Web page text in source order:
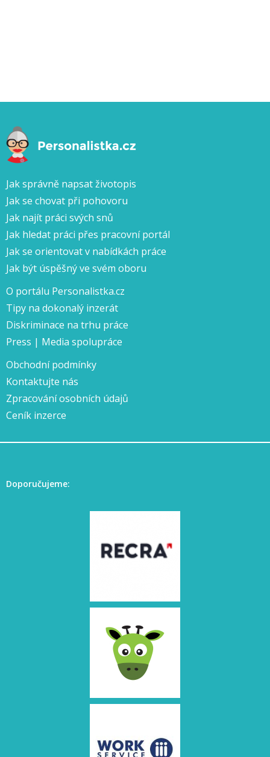
Jak správně napsat životopis
Jak se chovat při pohovoru
Jak najít práci svých snů
Jak hledat práci přes pracovní portál
Jak se orientovat v nabídkách práce
Jak být úspěšný ve svém oboru
O portálu Personalistka.cz
Tipy na dokonalý inzerát
Diskriminace na trhu práce
Press | Media spolupráce
Obchodní podmínky
Kontaktujte nás
Zpracování osobních údajů
Ceník inzerce
Doporučujeme: